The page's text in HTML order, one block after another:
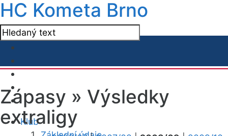
HC Kometa Brno
Klub
Zápasy » Výsledky
extraligy